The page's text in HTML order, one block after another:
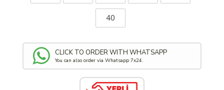
40
CLICK TO ORDER WITH WHATSAPP
You can also order via Whatsapp 7x24.